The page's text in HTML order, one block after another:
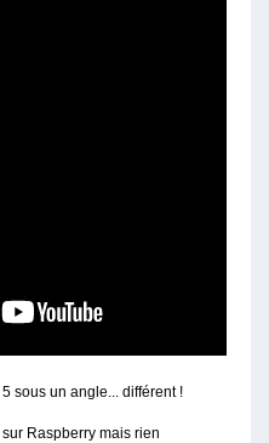
sous un angle... différent !
Raspberry mais rien